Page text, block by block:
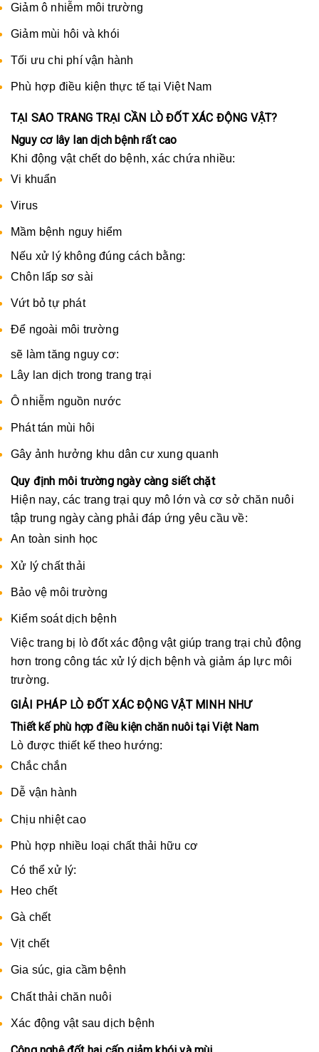
Giảm ô nhiễm môi trường
Giảm mùi hôi và khói
Tối ưu chi phí vận hành
Phù hợp điều kiện thực tế tại Việt Nam
TẠI SAO TRANG TRẠI CẦN LÒ ĐỐT XÁC ĐỘNG VẬT?
Nguy cơ lây lan dịch bệnh rất cao
Khi động vật chết do bệnh, xác chứa nhiều:
Vi khuẩn
Virus
Mầm bệnh nguy hiểm
Nếu xử lý không đúng cách bằng:
Chôn lấp sơ sài
Vứt bỏ tự phát
Để ngoài môi trường
sẽ làm tăng nguy cơ:
Lây lan dịch trong trang trại
Ô nhiễm nguồn nước
Phát tán mùi hôi
Gây ảnh hưởng khu dân cư xung quanh
Quy định môi trường ngày càng siết chặt
Hiện nay, các trang trại quy mô lớn và cơ sở chăn nuôi
tập trung ngày càng phải đáp ứng yêu cầu về:
An toàn sinh học
Xử lý chất thải
Bảo vệ môi trường
Kiểm soát dịch bệnh
Việc trang bị lò đốt xác động vật giúp trang trại chủ động
hơn trong công tác xử lý dịch bệnh và giảm áp lực môi
trường.
GIẢI PHÁP LÒ ĐỐT XÁC ĐỘNG VẬT MINH NHƯ
Thiết kế phù hợp điều kiện chăn nuôi tại Việt Nam
Lò được thiết kế theo hướng:
Chắc chắn
Dễ vận hành
Chịu nhiệt cao
Phù hợp nhiều loại chất thải hữu cơ
Có thể xử lý:
Heo chết
Gà chết
Vịt chết
Gia súc, gia cầm bệnh
Chất thải chăn nuôi
Xác động vật sau dịch bệnh